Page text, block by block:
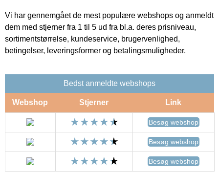
Vi har gennemgået de mest populære webshops og anmeldt
dem med stjerner fra 1 til 5 ud fra bl.a. deres prisniveau,
sortimentstørrelse, kundeservice, brugervenlighed,
betingelser, leveringsformer og betalingsmuligheder.
Bedst anmeldte webshops
Webshop Stjerner Link
Besøg webshop
Besøg webshop
Besøg webshop